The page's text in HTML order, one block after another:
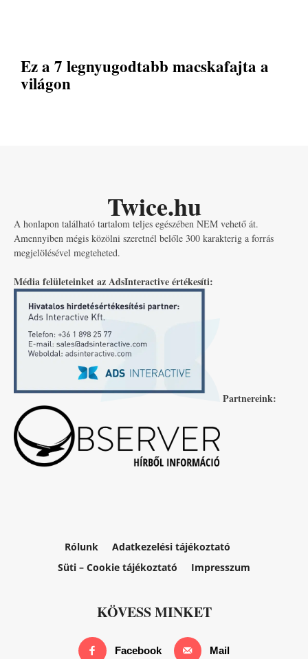
Ez a 7 legnyugodtabb macskafajta a
világon
Twice.hu
A honlapon található tartalom teljes egészében NEM vehető át.
Amennyiben mégis közölni szeretnél belőle 300 karakterig a forrás
megjelölésével megteheted.
Média felületeinket az AdsInteractive értékesíti:
Partnereink:
Rólunk
Adatkezelési tájékoztató
Süti – Cookie tájékoztató
Impresszum
KÖVESS MINKET
Facebook Mail